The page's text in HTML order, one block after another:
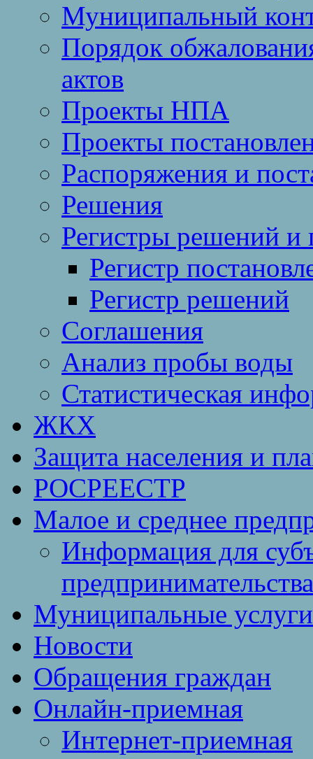
Муниципальный
Порядок
актов
Проекты НПА
Проекты
Распоряжения и
Решения
Регистры решений и
Регистр
Регистр решений
Соглашения
Анализ пробы воды
Статистическая
ЖКХ
Защита населения и
РОСРЕЕСТР
Малое и среднее
Информация для
предпринимательства
Муниципальные
Новости
Обращения граждан
Онлайн-приемная
Интернет-приемная